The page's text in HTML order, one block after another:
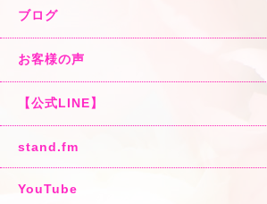
ブログ
お客様の声
【公式LINE】
stand.fm
YouTube